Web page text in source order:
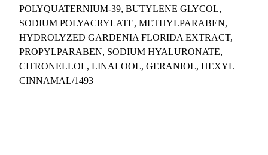
3
0
g
POLYQUATERNIUM-39, BUTYLENE GLYCOL,
SODIUM POLYACRYLATE, METHYLPARABEN,
HYDROLYZED GARDENIA FLORIDA EXTRACT,
PROPYLPARABEN, SODIUM HYALURONATE,
CITRONELLOL, LINALOOL, GERANIOL, HEXYL
CINNAMAL/1493